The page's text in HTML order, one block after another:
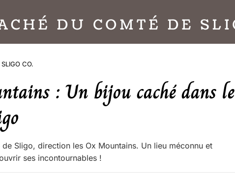
SLIGO CO.
: Un bijou caché dans le
Sligo, direction les Ox Mountains. Un lieu méconnu et
ses incontournables !